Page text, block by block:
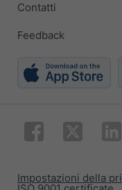
Contatti
Feedback
Impostazioni della